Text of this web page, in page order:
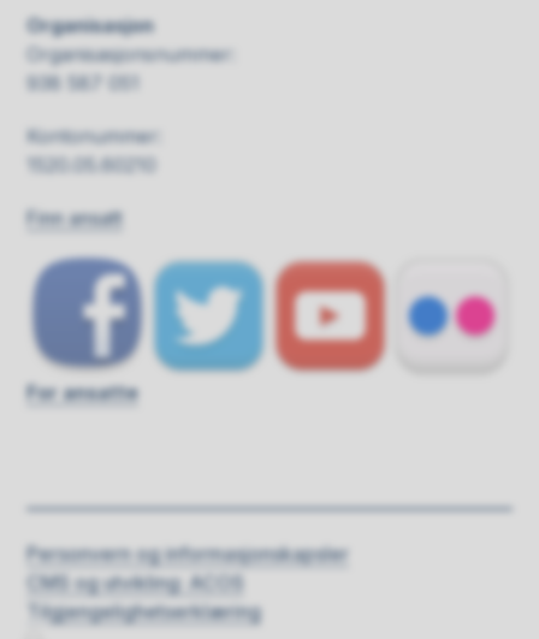
Organisasjon
Organisasjonsnummer:
938 587 051
Kontonummer:
1520.05.60210
Finn ansatt
For ansatte
Personvern og informasjonskapsler
CMS og utvikling: ACOS
Tilgjengelighetserklæring